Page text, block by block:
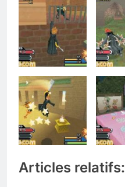
Articles relatifs: